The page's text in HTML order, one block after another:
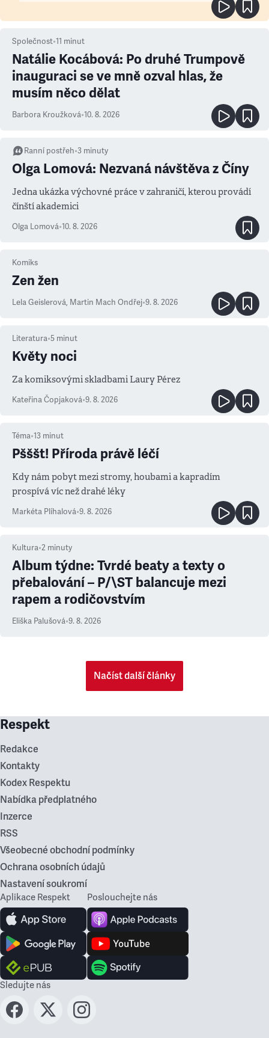
Společnost•11 minut
Natálie Kocábová: Po druhé Trumpově
inauguraci se ve mně ozval hlas, že
musím něco dělat
Barbora Kroužková•10. 8. 2026
Ranní postřeh•3 minuty
Olga Lomová: Nezvaná návštěva z Číny
Jedna ukázka výchovné práce v zahraničí, kterou provádí
čínští akademici
Olga Lomová•10. 8. 2026
Komiks
Zen žen
Lela Geislerová, Martin Mach Ondřej•9. 8. 2026
Literatura•5 minut
Květy noci
Za komiksovými skladbami Laury Pérez
Kateřina Čopjaková•9. 8. 2026
Téma•13 minut
Pšššt! Příroda právě léčí
Kdy nám pobyt mezi stromy, houbami a kapradím
prospívá víc než drahé léky
Markéta Plíhalová•9. 8. 2026
Kultura•2 minuty
Album týdne: Tvrdé beaty a texty o
přebalování – P/\ST balancuje mezi
rapem a rodičovstvím
Eliška Palušová•9. 8. 2026
Načíst další články
Respekt
Redakce
Kontakty
Kodex Respektu
Nabídka předplatného
Inzerce
RSS
Všeobecné obchodní podmínky
Ochrana osobních údajů
Nastavení soukromí
Aplikace Respekt Poslouchejte nás
Sledujte nás